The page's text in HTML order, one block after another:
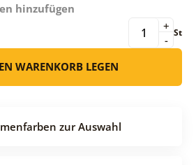
hinzufügen
-
+ St
WARENKORB LEGEN
zur Auswahl